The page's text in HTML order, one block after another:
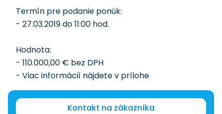
Termín pre podanie ponúk:
- 27.03.2019 do 11:00 hod.
Hodnota:
- 110.000,00 € bez DPH
- Viac informácií nájdete v prílohe
Kontakt na zákazníka